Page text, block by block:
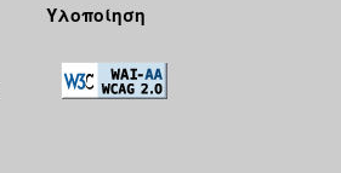
Υλοποίηση